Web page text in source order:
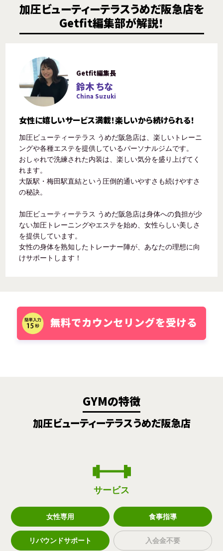
加圧ビューティーテラスうめだ阪急店を
Getfit編集部が解説！
Getfit編集長
鈴木 ちな
China Suzuki
女性に嬉しいサービス満載！楽しいから続けられる！
加圧ビューティーテラス うめだ阪急店は、楽しいトレーニ
ングや各種エステを提供しているパーソナルジムです。
おしゃれで洗練された内装は、楽しい気分を盛り上げてく
れます。
大阪駅・梅田駅直結という圧倒的通いやすさも続けやすさ
の秘訣。
加圧ビューティーテラス うめだ阪急店は身体への負担が少
ない加圧トレーニングやエステを始め、女性らしい美しさ
を提供しています。
女性の身体を熟知したトレーナー陣が、あなたの理想に向
けサポートします！
GYMの特徴
加圧ビューティーテラスうめだ阪急店
サービス
女性専用 食事指導
リバウンドサポート 入会金不要